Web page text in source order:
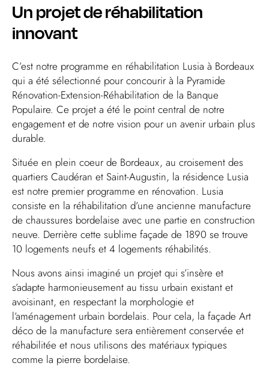
Un projet de réhabilitation
innovant
C’est notre programme en réhabilitation Lusia à Bordeaux
qui a été sélectionné pour concourir à la Pyramide
Rénovation-Extension-Réhabilitation de la Banque
Populaire. Ce projet a été le point central de notre
engagement et de notre vision pour un avenir urbain plus
durable.
Située en plein coeur de Bordeaux, au croisement des
quartiers Caudéran et Saint-Augustin, la résidence Lusia
est notre premier programme en rénovation. Lusia
consiste en la réhabilitation d’une ancienne manufacture
de chaussures bordelaise avec une partie en construction
neuve. Derrière cette sublime façade de 1890 se trouve
10 logements neufs et 4 logements réhabilités.
Nous avons ainsi imaginé un projet qui s’insère et
s’adapte harmonieusement au tissu urbain existant et
avoisinant, en respectant la morphologie et
l’aménagement urbain bordelais. Pour cela, la façade Art
déco de la manufacture sera entièrement conservée et
réhabilitée et nous utilisons des matériaux typiques
comme la pierre bordelaise.